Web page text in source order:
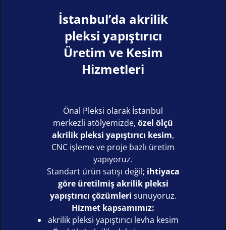
İstanbul’da akrilik
pleksi yapıştırıcı
Üretim ve Kesim
Hizmetleri
Önal Pleksi olarak İstanbul
merkezli atölyemizde, özel ölçü
akrilik pleksi yapıştırıcı kesim,
CNC işleme ve proje bazlı üretim
yapıyoruz.
Standart ürün satışı değil; ihtiyaca
göre üretilmiş akrilik pleksi
yapıştırıcı çözümleri sunuyoruz.
Hizmet kapsamımız:
akrilik pleksi yapıştırıcı levha kesim